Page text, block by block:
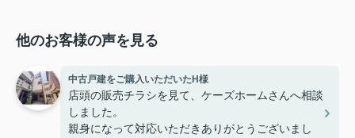
他のお客様の声を見る
中古戸建をご購入いただいたH様
店頭の販売チラシを見て、ケーズホームさんへ相談
しました。
親身になって対応いただきありがとうございまし